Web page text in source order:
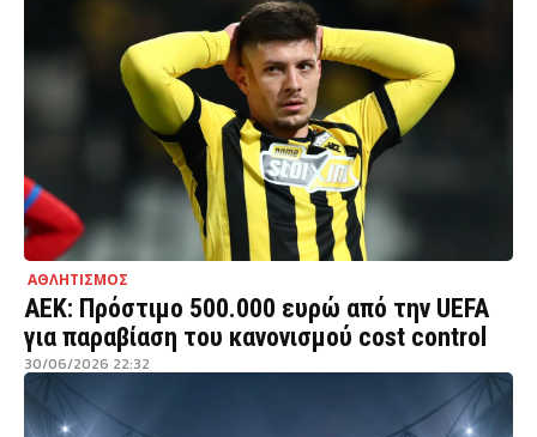
ΑΘΛΗΤΙΣΜΟΣ
ΑΕΚ: Πρόστιμο 500.000 ευρώ από την UEFA
για παραβίαση του κανονισμού cost control
30/06/2026 22:32